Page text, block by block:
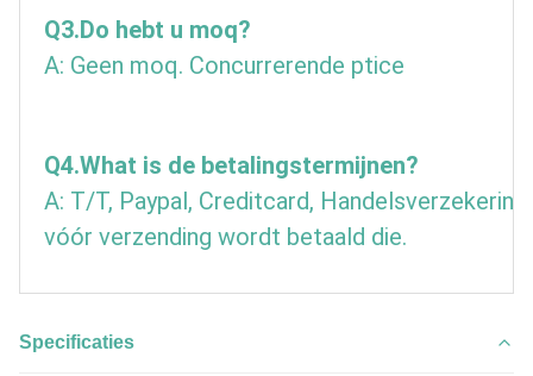
Q3.Do hebt u moq?
A: Geen moq. Concurrerende ptice
Q4.What is de betalingstermijnen?
A: T/T, Paypal, Creditcard,
vóór verzending wordt betaald die.
Specificaties